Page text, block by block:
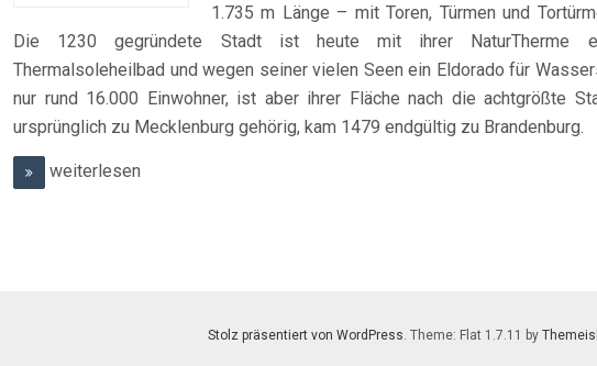
1.735 m Länge – mit Toren, Türmen und
Die 1230 gegründete Stadt ist heute mit ihrer NaturTherme
Thermalsoleheilbad und wegen seiner vielen Seen ein Eldorado für
nur rund 16.000 Einwohner, ist aber ihrer Fläche nach die achtgrößte
ursprünglich zu Mecklenburg gehörig, kam 1479 endgültig zu Brandenburg.
weiterlesen
Stolz präsentiert von WordPress. Theme: Flat 1.7.11 by